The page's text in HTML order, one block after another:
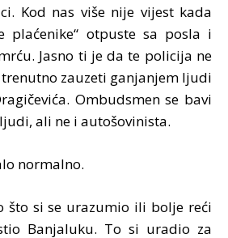
Kod nas više nije vijest kada
plaćenike“ otpuste sa posla i
Jasno ti je da te policija ne
zauzeti ganjanjem ljudi
Ombudsmen se bavi
ali ne i autošovinista.
normalno.
što si se urazumio ili bolje reći
Banjaluku. To si uradio za